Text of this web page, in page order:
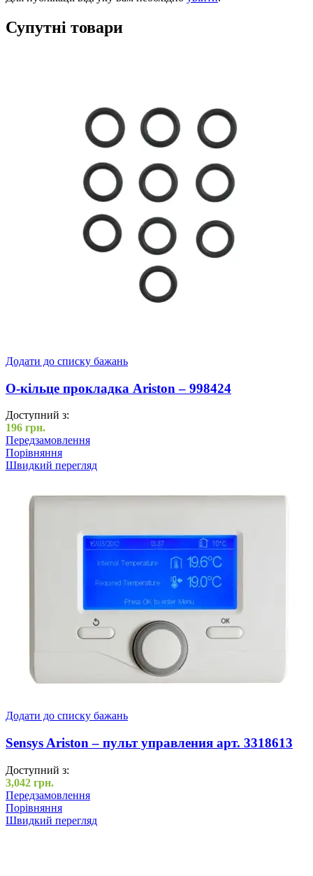
Супутні товари
Додати до списку бажань
O-кільце прокладка Ariston – 998424
Доступний з:
196 грн.
Передзамовлення
Порівняння
Швидкий перегляд
Додати до списку бажань
Sensys Ariston – пульт управления арт. 3318613
Доступний з:
3,042 грн.
Передзамовлення
Порівняння
Швидкий перегляд